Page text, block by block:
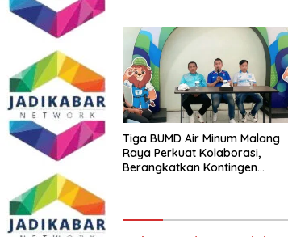
Tiga BUMD Air Minum Malang
Raya Perkuat Kolaborasi,
Berangkatkan Kontingen